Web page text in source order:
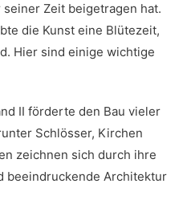
Zeit​ beigetragen hat.
die Kunst eine​ Blütezeit,⁢
Hier sind einige wichtige
II förderte den Bau vieler
Schlösser, Kirchen
zeichnen sich durch ihre
beeindruckende Architektur